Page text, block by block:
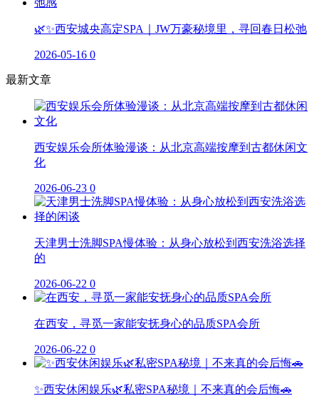
🌿✨西安城央高定SPA｜JW万豪秘境里，寻回春日松弛
2026-05-16 0
最新文章
西安娱乐会所体验漫谈：从北京高端按摩到古都休闲文
化
2026-06-23 0
天津男士洗脚SPA慢体验：从身心放松到西安洗浴选择
的
2026-06-22 0
在西安，寻觅一家能安抚身心的品质SPA会所
2026-06-22 0
✨西安休闲娱乐🌿私密SPA秘境｜不来真的会后悔🚗